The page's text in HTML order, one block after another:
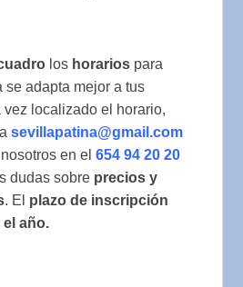
los horarios para
se adapta mejor a tus
localizado el horario,
asevillapatina@gmail.com
en el 654 94 20 20
dudas sobre precios y
. El plazo de inscripción
año.